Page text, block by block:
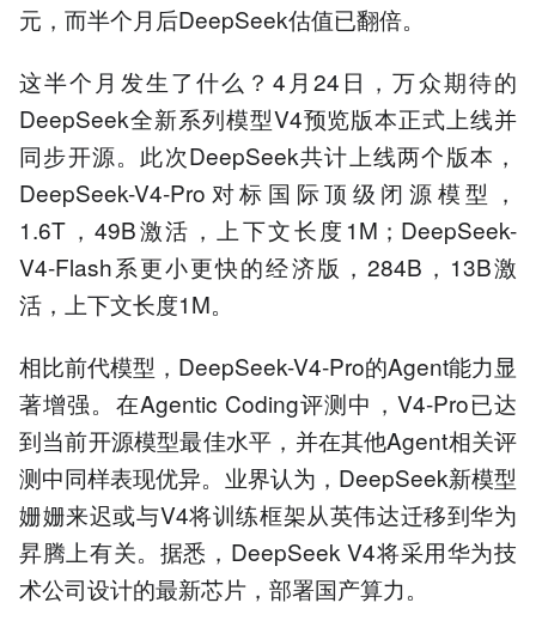
元，而半个月后DeepSeek估值已翻倍。
这半个月发生了什么？4月24日，万众期待的
DeepSeek全新系列模型V4预览版本正式上线并
同步开源。此次DeepSeek共计上线两个版本，
DeepSeek-V4-Pro对标国际顶级闭源模型，
1.6T，49B激活，上下文长度1M；DeepSeek-
V4-Flash系更小更快的经济版，284B，13B激
活，上下文长度1M。
相比前代模型，DeepSeek-V4-Pro的Agent能力显
著增强。在Agentic Coding评测中，V4-Pro已达
到当前开源模型最佳水平，并在其他Agent相关评
测中同样表现优异。业界认为，DeepSeek新模型
姗姗来迟或与V4将训练框架从英伟达迁移到华为
昇腾上有关。据悉，DeepSeek V4将采用华为技
术公司设计的最新芯片，部署国产算力。